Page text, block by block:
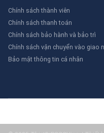
Chính sách thành viên
Chính sách thanh toán
Chính sách bảo hành và bảo trì
Chính sách vận chuyển vào giao
Bảo mật thông tin cá nhân